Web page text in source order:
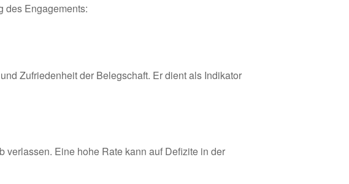
des Engagements:
Zufriedenheit der Belegschaft. Er dient als Indikator
Eine hohe Rate kann auf Defizite in der